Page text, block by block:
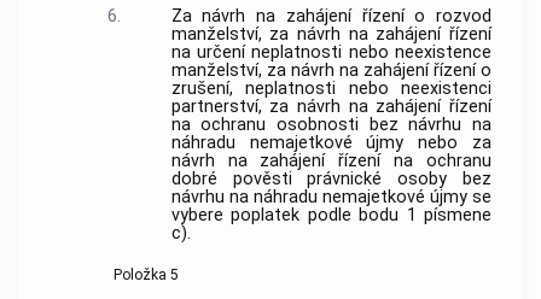
6.
Za návrh na zahájení řízení o rozvod
manželství, za návrh na zahájení řízení
na určení neplatnosti nebo neexistence
manželství, za návrh na zahájení řízení o
zrušení, neplatnosti nebo neexistenci
partnerství, za návrh na zahájení řízení
na ochranu osobnosti bez návrhu na
náhradu nemajetkové újmy nebo za
návrh na zahájení řízení na ochranu
dobré pověsti právnické osoby bez
návrhu na náhradu nemajetkové újmy se
vybere poplatek podle bodu 1 písmene
c).
Položka 5